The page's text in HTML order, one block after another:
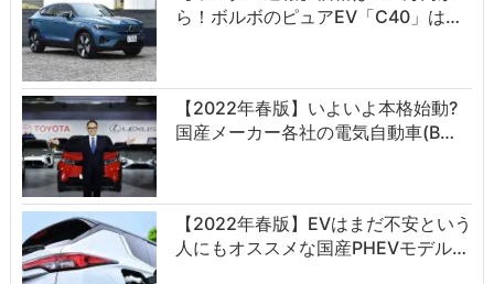
ら！ボルボのピュアEV「C40」は…
【2022年春版】いよいよ本格始動?
国産メーカー各社の電気自動車(B…
【2022年春版】EVはまだ不安という
人にもオススメな国産PHEVモデル…